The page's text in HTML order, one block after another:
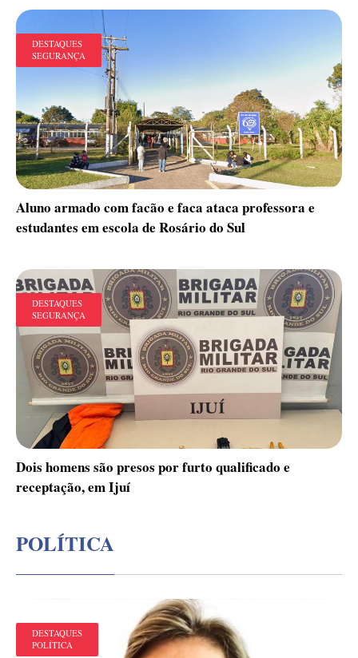
DESTAQUES
SEGURANÇA
Aluno armado com facão e faca ataca professora e
estudantes em escola de Rosário do Sul
DESTAQUES
SEGURANÇA
Dois homens são presos por furto qualificado e
receptação, em Ijuí
POLÍTICA
DESTAQUES
POLÍTICA